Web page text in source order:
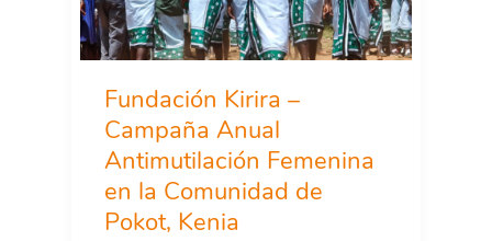
Fundación Kirira –
Campaña Anual
Antimutilación Femenina
en la Comunidad de
Pokot, Kenia